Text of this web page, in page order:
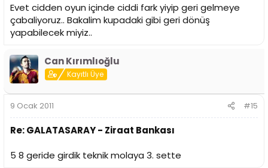
Evet cidden oyun içinde ciddi fark yiyip geri gelmeye
çabaliyoruz.. Bakalim kupadaki gibi geri dönüş
yapabilecek miyiz..
Can Kırımlıoğlu
Kayıtlı Üye
9 Ocak 2011 #15
Re: GALATASARAY - Ziraat Bankası
5 8 geride girdik teknik molaya 3. sette